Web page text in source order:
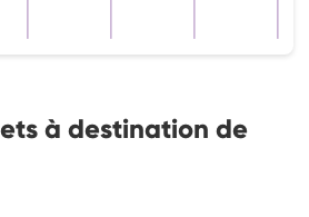
à destination de